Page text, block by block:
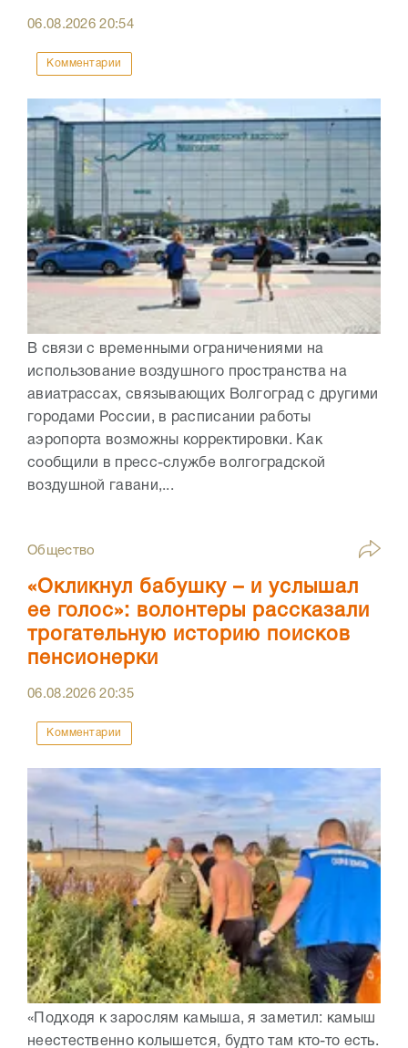
06.08.202620:54
Комментарии
В связи с временными ограничениями на
использование воздушного пространства на
авиатрассах, связывающих Волгоград с другими
городами России, в расписании работы
аэропорта возможны корректировки. Как
сообщили в пресс-службе волгоградской
воздушной гавани,...
Общество
«Окликнул бабушку – и услышал
ее голос»: волонтеры рассказали
трогательную историю поисков
пенсионерки
06.08.202620:35
Комментарии
«Подходя к зарослям камыша, я заметил: камыш
неестественно колышется, будто там кто-то есть.